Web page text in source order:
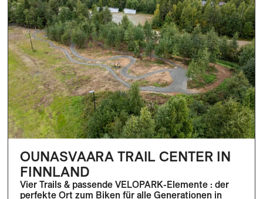
OUNASVAARA TRAIL CENTER IN
FINNLAND
Vier Trails & passende VELOPARK-Elemente : der
perfekte Ort zum Biken für alle Generationen in